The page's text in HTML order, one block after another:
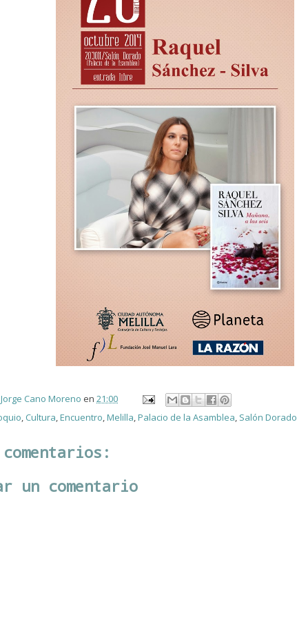
Jorge Cano Moreno en 21:00
, Cultura,Encuentro,Melilla,Palacio de la Asamblea, Salón Dorado
un comentario